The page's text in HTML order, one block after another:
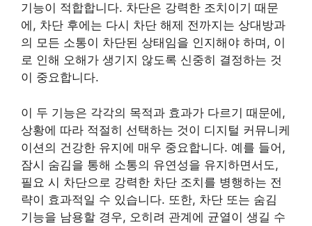
기능이 적합합니다. 차단은 강력한 조치이기 때문
에, 차단 후에는 다시 차단 해제 전까지는 상대방과
의 모든 소통이 차단된 상태임을 인지해야 하며, 이
로 인해 오해가 생기지 않도록 신중히 결정하는 것
이 중요합니다.
이 두 기능은 각각의 목적과 효과가 다르기 때문에,
상황에 따라 적절히 선택하는 것이 디지털 커뮤니케
이션의 건강한 유지에 매우 중요합니다. 예를 들어,
잠시 숨김을 통해 소통의 유연성을 유지하면서도,
필요 시 차단으로 강력한 차단 조치를 병행하는 전
략이 효과적일 수 있습니다. 또한, 차단 또는 숨김
기능을 남용할 경우, 오히려 관계에 균열이 생길 수